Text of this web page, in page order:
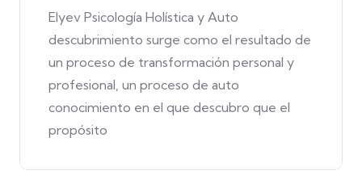
Elyev Psicología Holística y Auto
descubrimiento surge como el resultado de
un proceso de transformación personal y
profesional, un proceso de auto
conocimiento en el que descubro que el
propósito